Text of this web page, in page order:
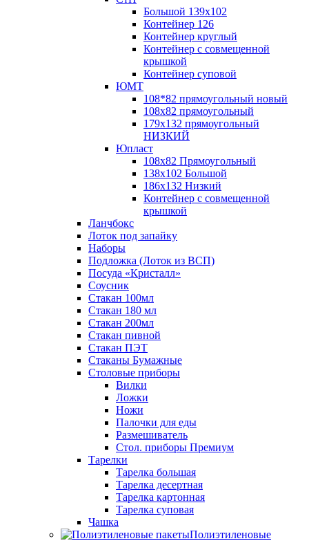
Большой 139х102
Контейнер 126
Контейнер круглый
Контейнер с совмещенной
крышкой
Контейнер суповой
ЮМТ
108*82 прямоугольный новый
108х82 прямоугольный
179х132 прямоугольный
НИЗКИЙ
Юпласт
108х82 Прямоугольный
138х102 Большой
186х132 Низкий
Контейнер с совмещенной
крышкой
Ланчбокс
Лоток под запайку
Наборы
Подложка (Лоток из ВСП)
Посуда «Кристалл»
Соусник
Стакан 100мл
Стакан 180 мл
Стакан 200мл
Стакан пивной
Стакан ПЭТ
Стаканы Бумажные
Столовые приборы
Вилки
Ложки
Ножи
Палочки для еды
Размешиватель
Стол. приборы Премиум
Тарелки
Тарелка большая
Тарелка десертная
Тарелка картонная
Тарелка суповая
Чашка
Полиэтиленовые